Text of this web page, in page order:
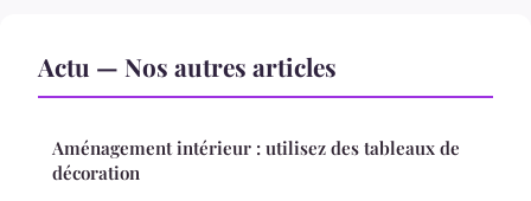
Actu — Nos autres articles
Aménagement intérieur : utilisez des tableaux de
décoration